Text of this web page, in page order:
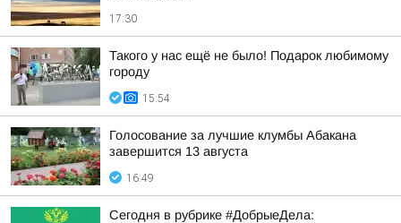
17:30
Такого у нас ещё не было! Подарок любимому
городу
15:54
Голосование за лучшие клумбы Абакана
завершится 13 августа
16:49
Сегодня в рубрике #ДобрыеДела: